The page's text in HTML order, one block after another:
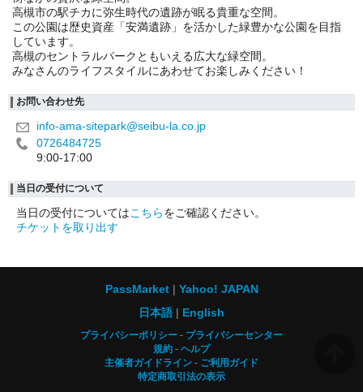
高槻市の駅チカに弥生時代の遺跡が眠る貴重な空間。
この公園は歴史資産「安満遺跡」を活かした緑豊かな公園を目指
しています。
高槻のセントラルパークともいえる広大な緑空間。
みなさんのライフスタイルにあわせてお楽しみください！
お問い合わせ先
info-ama-sitepark@seibu-la.co.jp
0726484725
9:00-17:00
当日の受付について
当日の受付についてはこちらをご確認ください。
チケットを取り出す
PassMarket
Yahoo! JAPAN
日本語
English
プライバシーポリシー
プライバシーセンター
規約
ヘルプ
主催者ガイドライン
ご利用ガイド
特定商取引法の表示